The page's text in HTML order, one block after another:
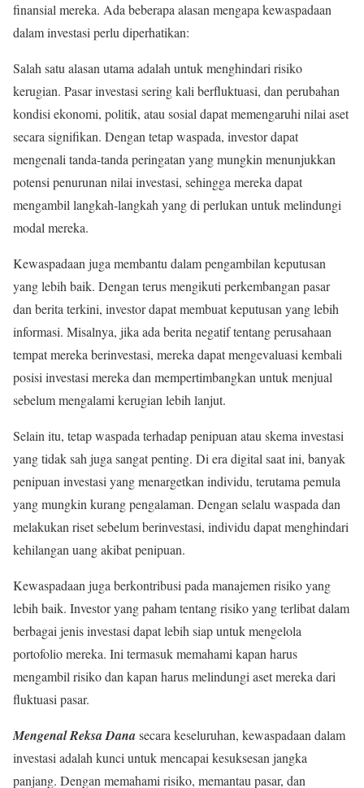
finansial mereka. Ada beberapa alasan mengapa kewaspadaan
dalam investasi perlu diperhatikan:
Salah satu alasan utama adalah untuk menghindari risiko
kerugian. Pasar investasi sering kali berfluktuasi, dan perubahan
kondisi ekonomi, politik, atau sosial dapat memengaruhi nilai aset
secara signifikan. Dengan tetap waspada, investor dapat
mengenali tanda-tanda peringatan yang mungkin menunjukkan
potensi penurunan nilai investasi, sehingga mereka dapat
mengambil langkah-langkah yang di perlukan untuk melindungi
modal mereka.
Kewaspadaan juga membantu dalam pengambilan keputusan
yang lebih baik. Dengan terus mengikuti perkembangan pasar
dan berita terkini, investor dapat membuat keputusan yang lebih
informasi. Misalnya, jika ada berita negatif tentang perusahaan
tempat mereka berinvestasi, mereka dapat mengevaluasi kembali
posisi investasi mereka dan mempertimbangkan untuk menjual
sebelum mengalami kerugian lebih lanjut.
Selain itu, tetap waspada terhadap penipuan atau skema investasi
yang tidak sah juga sangat penting. Di era digital saat ini, banyak
penipuan investasi yang menargetkan individu, terutama pemula
yang mungkin kurang pengalaman. Dengan selalu waspada dan
melakukan riset sebelum berinvestasi, individu dapat menghindari
kehilangan uang akibat penipuan.
Kewaspadaan juga berkontribusi pada manajemen risiko yang
lebih baik. Investor yang paham tentang risiko yang terlibat dalam
berbagai jenis investasi dapat lebih siap untuk mengelola
portofolio mereka. Ini termasuk memahami kapan harus
mengambil risiko dan kapan harus melindungi aset mereka dari
fluktuasi pasar.
Mengenal Reksa Danasecara keseluruhan, kewaspadaan dalam
investasi adalah kunci untuk mencapai kesuksesan jangka
panjang. Dengan memahami risiko, memantau pasar, dan